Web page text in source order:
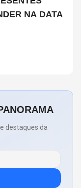
NA DATA
destaques da